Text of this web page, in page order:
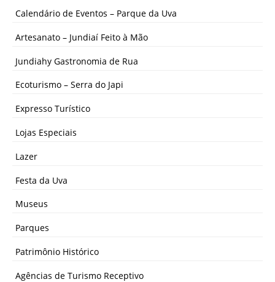
Calendário de Eventos – Parque da Uva
Artesanato – Jundiaí Feito à Mão
Jundiahy Gastronomia de Rua
Ecoturismo – Serra do Japi
Expresso Turístico
Lojas Especiais
Lazer
Festa da Uva
Museus
Parques
Patrimônio Histórico
Agências de Turismo Receptivo